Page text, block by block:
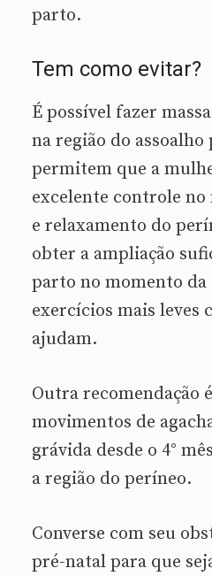
parto.
Tem como evitar?
É possível fazer
na região do
permitem que a
excelente controle no
e relaxamento do
obter a ampliação
parto no momento da
exercícios mais leves
ajudam.
Outra recomendação
movimentos de
grávida desde o 4°
a região do períneo.
Converse com seu
pré-natal para que